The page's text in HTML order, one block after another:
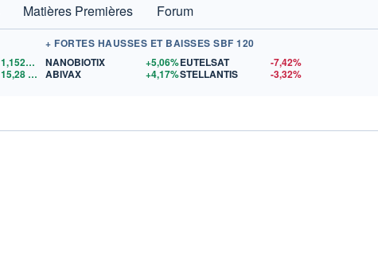
Matières Premières
Forum
1,1522$US
15,28$US
+ FORTES HAUSSES ET BAISSES SBF 120
NANOBIOTIX
+5,06%
ABIVAX
+4,17%
EUTELSAT
-7,42%
STELLANTIS
-3,32%